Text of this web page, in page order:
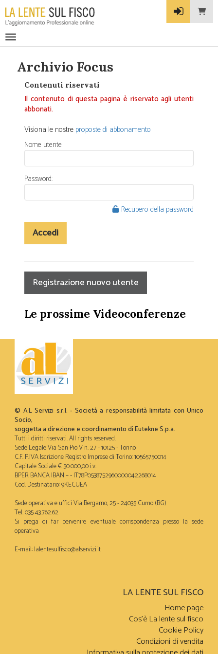
Toggle navigation
Archivio Focus
Contenuti riservati
Il contenuto di questa pagina è riservato agli utenti
abbonati.
Visiona le nostre proposte di abbonamento
Nome utente
Password:
Recupero della password
Accedi
Registrazione nuovo utente
Le prossime Videoconferenze
© A.L Servizi s.r.l. - Società a responsabilità limitata con Unico
Socio,
soggetta a direzione e coordinamento di Eutekne S.p.a.
Tutti i diritti riservati. All rights reserved.
Sede Legale Via San Pio V n. 27 - 10125 - Torino
C.F. P.IVA Iscrizione Registro Imprese di Torino: 10565750014
Capitale Sociale € 50.000,00 i.v.
BPER BANCA IBAN – - IT78P0538752960000042268014
Cod. Destinatario: 9KECUEA
Sede operativa e uffici Via Bergamo, 25 - 24035 Curno (BG)
Tel. 035 43.762.62
Si prega di far pervenire eventuale corrispondenza presso la sede
operativa
E-mail:lalentesulfisco@alservizi.it
LA LENTE SUL FISCO
Home page
Cos’è La lente sul fisco
Cookie Policy
Condizioni di vendita